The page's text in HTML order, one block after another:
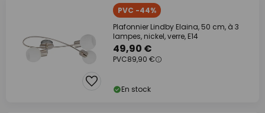
PVC -44%
Plafonnier Lindby Elaina, 50 cm, à 3
lampes, nickel, verre, E14
49,90 €
PVC89,90 €
En stock